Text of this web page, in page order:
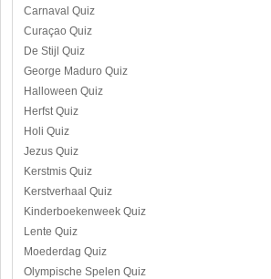
Carnaval Quiz
Curaçao Quiz
De Stijl Quiz
George Maduro Quiz
Halloween Quiz
Herfst Quiz
Holi Quiz
Jezus Quiz
Kerstmis Quiz
Kerstverhaal Quiz
Kinderboekenweek Quiz
Lente Quiz
Moederdag Quiz
Olympische Spelen Quiz